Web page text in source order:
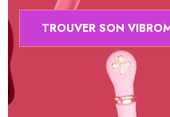
TROUVER SON